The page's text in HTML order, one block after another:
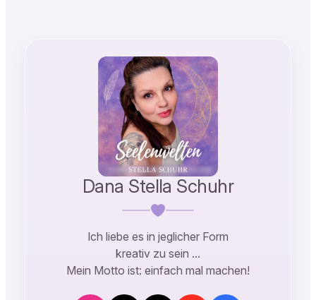
Dana Stella Schuhr
Ich liebe es in jeglicher Form
kreativ zu sein …
Mein Motto ist: einfach mal machen!